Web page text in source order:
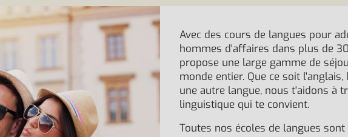
Avec des cours de langues pour
hommes d'affaires dans plus de
propose une large gamme de
monde entier. Que ce soit
une autre langue, nous t'aidons à
linguistique qui te convient.
Toutes nos écoles de langues